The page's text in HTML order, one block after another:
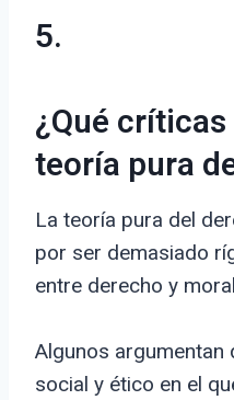
5.
¿Qué
teoría pura
La teoría pura del
por ser demasiado
entre derecho y
Algunos argumentan
social y ético en el